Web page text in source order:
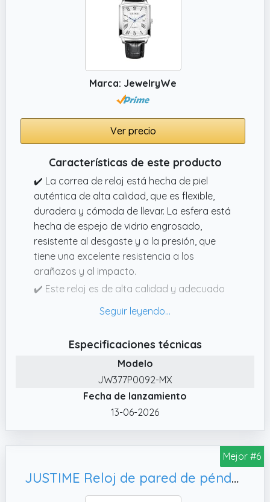
Marca: JewelryWe
Ver precio
Características de este producto
✔️ La correa de reloj está hecha de piel
auténtica de alta calidad, que es flexible,
duradera y cómoda de llevar. La esfera está
hecha de espejo de vidrio engrosado,
resistente al desgaste y a la presión, que
tiene una excelente resistencia a los
arañazos y al impacto.
✔️ Este reloj es de alta calidad y adecuado
perfecta para el uso diario o para el trabajo.
metal rectangular y correa de piel, que está
hecha con hebilla y fácil de llevar. La esfera
está equipada con números romanos, simple
✔️ Movimiento de cuarzo de alta calidad y
batería. Proporcione un mantenimiento
garantía de reembolso. Si no está satisfecho
Especificaciones técnicas
Modelo
JW377P0092-MX
Fecha de lanzamiento
13-06-2026
Mejor #6
JUSTIME Reloj de pared de péndulo con timbre Westminster, decoración de pared para sala de